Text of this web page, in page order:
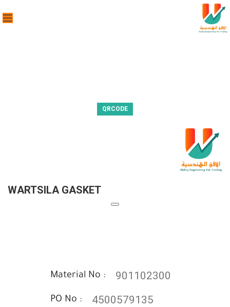
QRCODE
WARTSILA GASKET
Material No : 901102300
PO No : 4500579135